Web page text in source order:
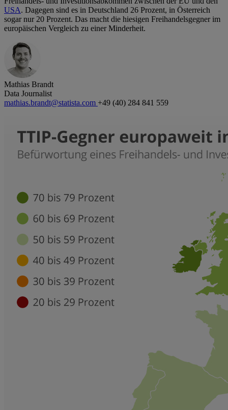
USA. Dagegen sind es in Deutschland 26 Prozent, in Österreich
sogar nur 20 Prozent. Das macht die hiesigen Freihandelsgegner im
europäischen Vergleich zu einer Minderheit.
Mathias Brandt
Data Journalist
mathias.brandt@statista.com +49 (40) 284 841 559